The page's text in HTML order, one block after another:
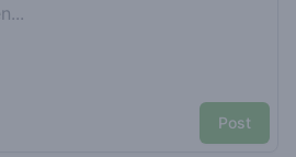
Post